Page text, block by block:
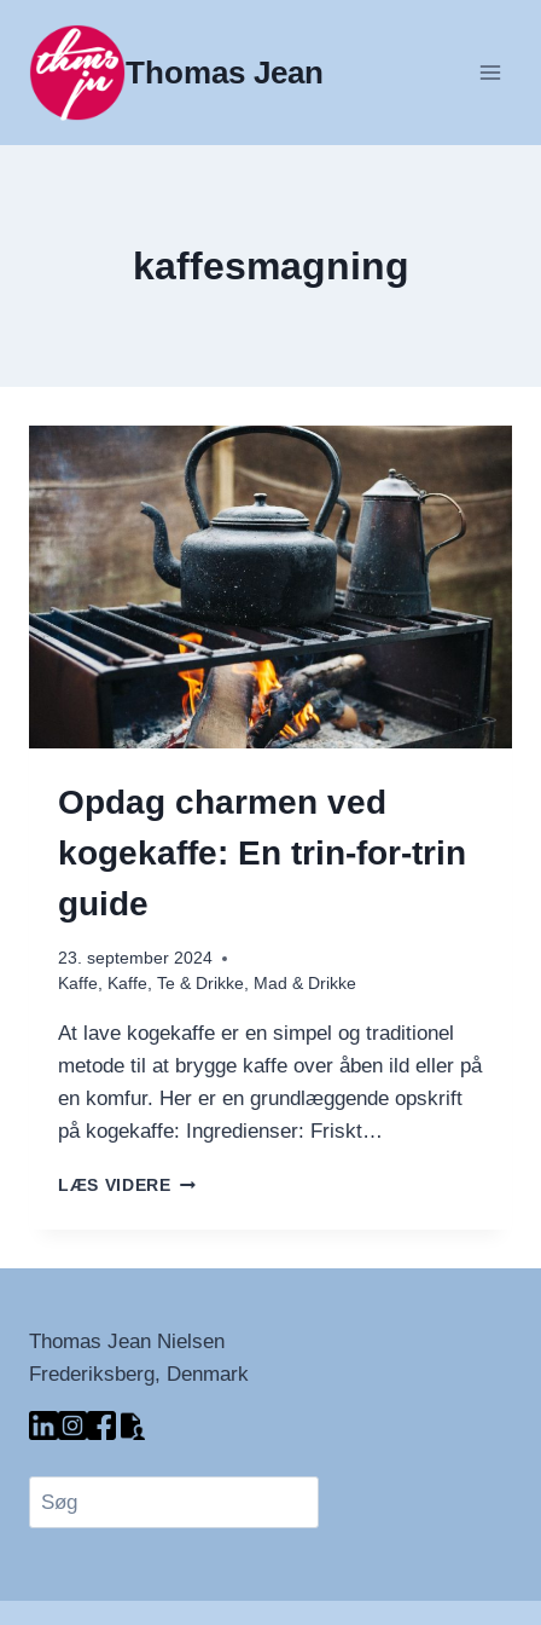
indhold
Thomas Jean
kaffesmagning
Opdag charmen ved
kogekaffe: En trin-for-trin
guide
23. september 2024
Kaffe, Kaffe, Te & Drikke, Mad & Drikke
At lave kogekaffe er en simpel og traditionel
metode til at brygge kaffe over åben ild eller på
en komfur. Her er en grundlæggende opskrift
på kogekaffe: Ingredienser: Friskt…
LÆS VIDEREOPDAG
FOR-
GUIDE
Thomas Jean Nielsen
Frederiksberg, Denmark
Søg